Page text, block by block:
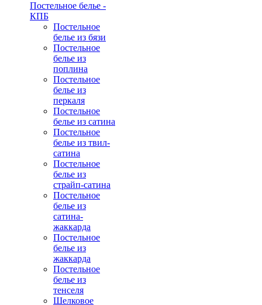
Постельное белье -
КПБ
Постельное
белье из бязи
Постельное
белье из
поплина
Постельное
белье из
перкаля
Постельное
белье из сатина
Постельное
белье из твил-
сатина
Постельное
белье из
страйп-сатина
Постельное
белье из
сатина-
жаккарда
Постельное
белье из
жаккарда
Постельное
белье из
тенселя
Шелковое